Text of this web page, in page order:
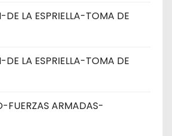
LA ESPRIELLA-TOMA DE
LA ESPRIELLA-TOMA DE
FUERZAS ARMADAS-